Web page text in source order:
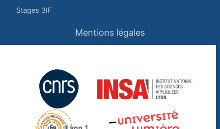
Stages 3IF
Mentions légales